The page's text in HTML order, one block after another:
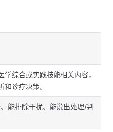
学综合或实践技能相关内容，
和诊疗决策。
能排除干扰、能说出处理/判